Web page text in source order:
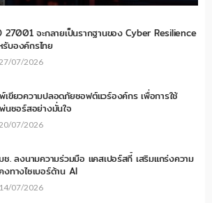
27001 จะกลายเป็นรากฐานของ Cyber Resilience
รับองค์กรไทย
27/07/2026
เขียวความปลอดภัยซอฟต์แวร์องค์กร เพื่อการใช้
พ่นซอร์สอย่างมั่นใจ
20/07/2026
ช. ลงนามความร่วมมือ แคสเปอร์สกี้ เสริมแกร่งความ
งทางไซเบอร์ด้าน AI
14/07/2026